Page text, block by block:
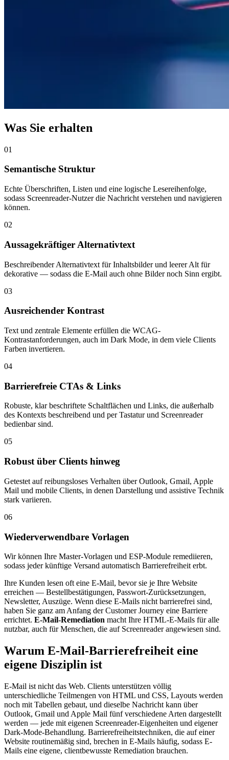
Was Sie erhalten
01
Semantische Struktur
Echte Überschriften, Listen und eine logische Lesereihenfolge,
sodass Screenreader-Nutzer die Nachricht verstehen und navigieren
können.
02
Aussagekräftiger Alternativtext
Beschreibender Alternativtext für Inhaltsbilder und leerer Alt für
dekorative — sodass die E-Mail auch ohne Bilder noch Sinn ergibt.
03
Ausreichender Kontrast
Text und zentrale Elemente erfüllen die WCAG-
Kontrastanforderungen, auch im Dark Mode, in dem viele Clients
Farben invertieren.
04
Barrierefreie CTAs & Links
Robuste, klar beschriftete Schaltflächen und Links, die außerhalb
des Kontexts beschreibend und per Tastatur und Screenreader
bedienbar sind.
05
Robust über Clients hinweg
Getestet auf reibungsloses Verhalten über Outlook, Gmail, Apple
Mail und mobile Clients, in denen Darstellung und assistive Technik
stark variieren.
06
Wiederverwendbare Vorlagen
Wir können Ihre Master-Vorlagen und ESP-Module remediieren,
sodass jeder künftige Versand automatisch Barrierefreiheit erbt.
Ihre Kunden lesen oft eine E-Mail, bevor sie je Ihre Website
erreichen — Bestellbestätigungen, Passwort-Zurücksetzungen,
Newsletter, Auszüge. Wenn diese E-Mails nicht barrierefrei sind,
haben Sie ganz am Anfang der Customer Journey eine Barriere
errichtet. E-Mail-Remediation macht Ihre HTML-E-Mails für alle
nutzbar, auch für Menschen, die auf Screenreader angewiesen sind.
Warum E-Mail-Barrierefreiheit eine
eigene Disziplin ist
E-Mail ist nicht das Web. Clients unterstützen völlig
unterschiedliche Teilmengen von HTML und CSS, Layouts werden
noch mit Tabellen gebaut, und dieselbe Nachricht kann über
Outlook, Gmail und Apple Mail fünf verschiedene Arten dargestellt
werden — jede mit eigenen Screenreader-Eigenheiten und eigener
Dark-Mode-Behandlung. Barrierefreiheitstechniken, die auf einer
Website routinemäßig sind, brechen in E-Mails häufig, sodass E-
Mails eine eigene, clientbewusste Remediation brauchen.